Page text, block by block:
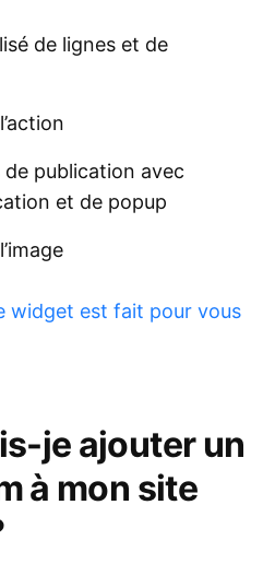
de lignes et de
publication avec
et de popup
widget est fait pour vous
je ajouter un
à mon site